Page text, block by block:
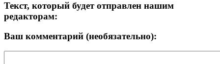
Текст, который будет отправлен нашим
редакторам:
Ваш комментарий (необязательно):